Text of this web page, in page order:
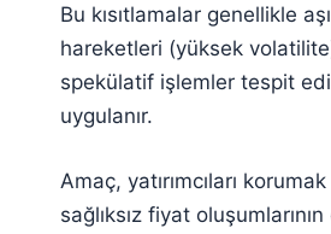
Bu kısıtlamalar genellikle
hareketleri (yüksek
spekülatif işlemler tespit
uygulanır.
Amaç, yatırımcıları
sağlıksız fiyat